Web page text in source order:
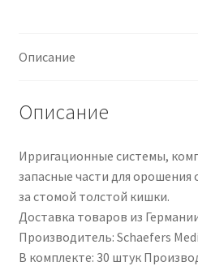
04923090
Описание
Описание
Ирригационные системы,
запасные части для
за стомой толстой кишки.
Доставка товаров из
Производитель: Schaefers
В комплекте: 30 штук